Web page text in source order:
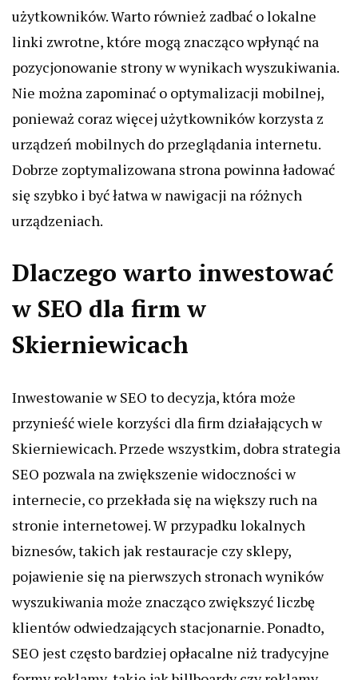
użytkowników. Warto również zadbać o lokalne
linki zwrotne, które mogą znacząco wpłynąć na
pozycjonowanie strony w wynikach wyszukiwania.
Nie można zapominać o optymalizacji mobilnej,
ponieważ coraz więcej użytkowników korzysta z
urządzeń mobilnych do przeglądania internetu.
Dobrze zoptymalizowana strona powinna ładować
się szybko i być łatwa w nawigacji na różnych
urządzeniach.
Dlaczego warto inwestować
w SEO dla firm w
Skierniewicach
Inwestowanie w SEO to decyzja, która może
przynieść wiele korzyści dla firm działających w
Skierniewicach. Przede wszystkim, dobra strategia
SEO pozwala na zwiększenie widoczności w
internecie, co przekłada się na większy ruch na
stronie internetowej. W przypadku lokalnych
biznesów, takich jak restauracje czy sklepy,
pojawienie się na pierwszych stronach wyników
wyszukiwania może znacząco zwiększyć liczbę
klientów odwiedzających stacjonarnie. Ponadto,
SEO jest często bardziej opłacalne niż tradycyjne